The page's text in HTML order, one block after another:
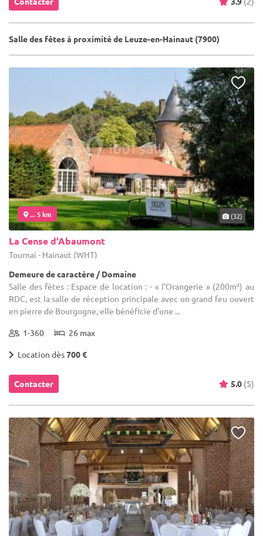
Salle des fêtes à proximité de Leuze-en-Hainaut (7900)
... 5 km (32)
La Cense d'Abaumont
Tournai - Hainaut (WHT)
Demeure de caractère / Domaine
Salle des fêtes : Espace de location : - « l’Orangerie » (200m²) au
RDC, est la salle de réception principale avec un grand feu ouvert
en pierre de Bourgogne, elle bénéficie d’une ...
1-360 26 max
Location dès700 €
Contacter 5.0 (5)